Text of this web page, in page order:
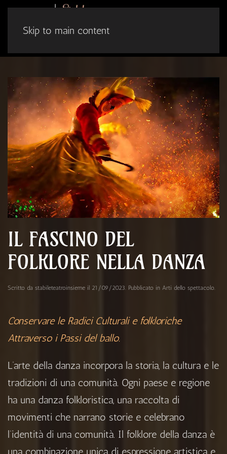
Skip to main content
IL FASCINO DEL
FOLKLORE NELLA DANZA
Scritto da stabileteatroinsieme il 21/09/2023. Pubblicato in Arti dello spettacolo.
Conservare le Radici Culturali e folkloriche
Attraverso i Passi del ballo.
L’arte della danza incorpora la storia, la cultura e le
tradizioni di una comunità. Ogni paese e regione
ha una danza folkloristica, una raccolta di
movimenti che narrano storie e celebrano
l’identità di una comunità. Il folklore della danza è